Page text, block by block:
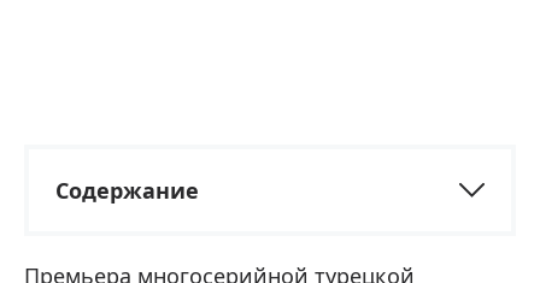
Содержание
Премьера многосерийной турецкой